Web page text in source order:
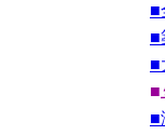
■
■
■
■
■